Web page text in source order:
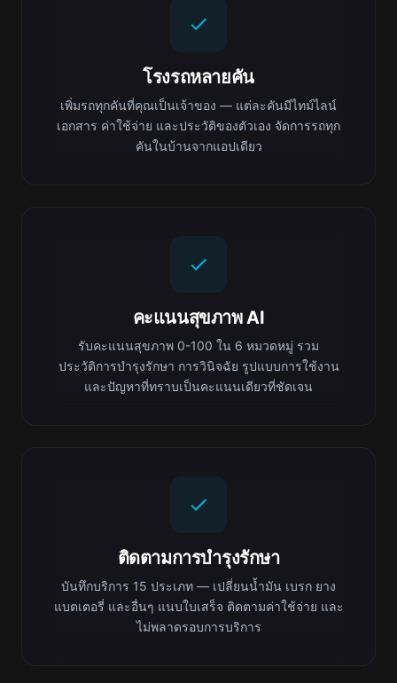
โรงรถหลายคัน
เพิ่มรถทุกคันที่คุณเป็นเจ้าของ — แต่ละคันมีไทม์ไลน์
เอกสาร ค่าใช้จ่าย และประวัติของตัวเอง จัดการรถทุก
คันในบ้านจากแอปเดียว
คะแนนสุขภาพ AI
รับคะแนนสุขภาพ 0-100 ใน 6 หมวดหมู่ รวม
ประวัติการบำรุงรักษา การวินิจฉัย รูปแบบการใช้งาน
และปัญหาที่ทราบเป็นคะแนนเดียวที่ชัดเจน
ติดตามการบำรุงรักษา
บันทึกบริการ 15 ประเภท — เปลี่ยนน้ำมัน เบรก ยาง
แบตเตอรี่ และอื่นๆ แนบใบเสร็จ ติดตามค่าใช้จ่าย และ
ไม่พลาดรอบการบริการ